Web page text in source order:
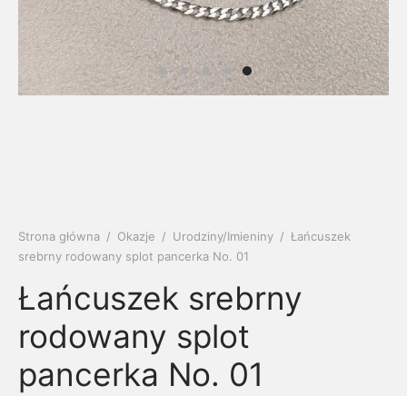
Strona główna / Okazje / Urodziny/Imieniny / Łańcuszek
srebrny rodowany splot pancerka No. 01
Łańcuszek srebrny
rodowany splot
pancerka No. 01
kruszec
męskie
laboratoryjne
klasyczne
do obrączek
złotodziecka
Imieniny